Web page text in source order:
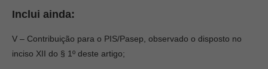
Inclui ainda:
V – Contribuição para o PIS/Pasep, observado o disposto no
inciso XII do § 1º deste artigo;